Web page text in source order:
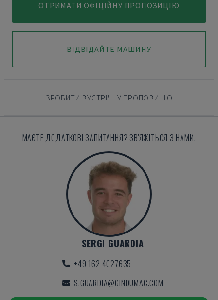
ОТРИМАТИ ОФІЦІЙНУ ПРОПОЗИЦІЮ
ВІДВІДАЙТЕ МАШИНУ
ЗРОБИТИ ЗУСТРІЧНУ ПРОПОЗИЦІЮ
МАЄТЕ ДОДАТКОВІ ЗАПИТАННЯ? ЗВ'ЯЖІТЬСЯ З НАМИ.
SERGI GUARDIA
+49 162 4027635
S.GUARDIA@GINDUMAC.COM